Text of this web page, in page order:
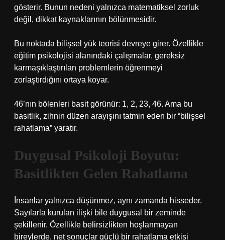
gösterir. Bunun nedeni yalnızca matematiksel zorluk
değil, dikkat kaynaklarının bölünmesidir.
Bu noktada bilişsel yük teorisi devreye girer. Özellikle
eğitim psikolojisi alanındaki çalışmalar, gereksiz
karmaşıklaştırılan problemlerin öğrenmeyi
zorlaştırdığını ortaya koyar.
46’nın bölenleri basit görünür: 1, 2, 23, 46. Ama bu
basitlik, zihnin düzen arayışını tatmin eden bir “bilişsel
rahatlama” yaratır.
Duygusal Psikoloji Boyutu:
Basitlikten Gelen Rahatlama
İnsanlar yalnızca düşünmez, aynı zamanda hisseder.
Sayılarla kurulan ilişki bile duygusal bir zeminde
şekillenir. Özellikle belirsizlikten hoşlanmayan
bireylerde, net sonuçlar güçlü bir rahatlama etkisi